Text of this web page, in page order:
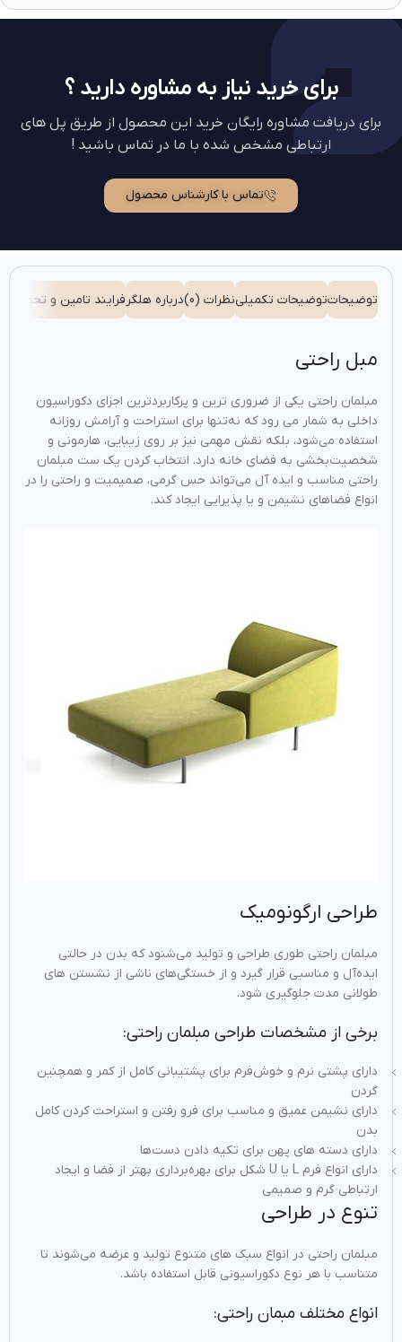
برای خرید نیاز به مشاوره دارید ؟
برای دریافت مشاوره رایگان خرید این محصول از طریق پل های
ارتباطی مشخص شده با ما در تماس باشید !
تماس با کارشناس محصول
توضیحاتتوضیحات تکمیلینظرات (0) درباره هلگرفرایند تامین و تحویل
مبل راحتی
مبلمان راحتی یکی از ضروری ترین و پرکاربردترین اجزای دکوراسیون
داخلی به شمار می رود که نه‌تنها برای استراحت و آرامش روزانه
استفاده می‌شود، بلکه نقش مهمی نیز بر روی زیبایی، هارمونی و
شخصیت‌بخشی به فضای خانه دارد. انتخاب کردن یک ست مبلمان
راحتی مناسب و ایده آل می‌تواند حس گرمی، صمیمیت و راحتی را در
انواع فضاهای نشیمن و یا پذیرایی ایجاد کند.
طراحی ارگونومیک
مبلمان راحتی طوری طراحی و تولید می‌شنود که بدن در حالتی
ایده‌آل و مناسبی قرار گیرد و از خستگی‌های ناشی از نشستن های
طولانی مدت جلوگیری شود.
برخی از مشخصات طراحی مبلمان راحتی:
دارای پشتی نرم و خوش‌فرم برای پشتیبانی کامل از کمر و همچنین
گردن
دارای نشیمن عمیق و مناسب برای فرو رفتن و استراحت کردن کامل
بدن
دارای دسته‌ های پهن برای تکیه دادن دست‌ها
دارای انواع فرم L یا U شکل برای بهره‌برداری بهتر از فضا و ایجاد
ارتباطی گرم و صمیمی
تنوع در طراحی
مبلمان راحتی در انواع سبک‌ های متنوع تولید و عرضه می‌شوند تا
متناسب با هر نوع دکوراسیونی قابل استفاده باشد.
انواع مختلف مبمان راحتی: